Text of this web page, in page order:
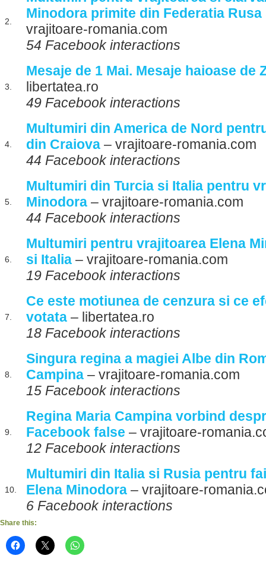
2.
Minodora primite din Federatia Rusa
vrajitoare-romania.com
54 Facebook interactions
3.
Mesaje de 1 Mai. Mesaje haioase de
libertatea.ro
49 Facebook interactions
4.
Multumiri din America de Nord
din Craiova – vrajitoare-romania.com
44 Facebook interactions
5.
Multumiri din Turcia si Italia pentru
Minodora – vrajitoare-romania.com
44 Facebook interactions
6.
Multumiri pentru vrajitoarea Elena
si Italia – vrajitoare-romania.com
19 Facebook interactions
7.
Ce este motiunea de cenzura si ce
votata – libertatea.ro
18 Facebook interactions
8.
Singura regina a magiei Albe din
Campina – vrajitoare-romania.com
15 Facebook interactions
9.
Regina Maria Campina vorbind
Facebook false – vrajitoare-
12 Facebook interactions
10.
Multumiri din Italia si Rusia pentru
Elena Minodora – vrajitoare-
6 Facebook interactions
Share this: